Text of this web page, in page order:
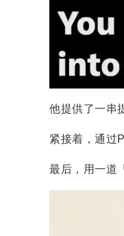
他提供了一串
紧接着，通过
最后，用一道